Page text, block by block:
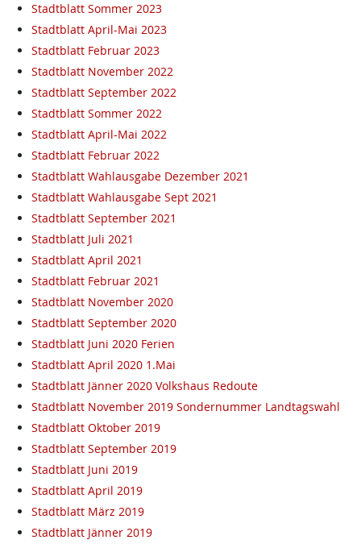
Stadtblatt Sommer 2023
Stadtblatt April-Mai 2023
Stadtblatt Februar 2023
Stadtblatt November 2022
Stadtblatt September 2022
Stadtblatt Sommer 2022
Stadtblatt April-Mai 2022
Stadtblatt Februar 2022
Stadtblatt Wahlausgabe Dezember 2021
Stadtblatt Wahlausgabe Sept 2021
Stadtblatt September 2021
Stadtblatt Juli 2021
Stadtblatt April 2021
Stadtblatt Februar 2021
Stadtblatt November 2020
Stadtblatt September 2020
Stadtblatt Juni 2020 Ferien
Stadtblatt April 2020 1.Mai
Stadtblatt Jänner 2020 Volkshaus Redoute
Stadtblatt November 2019 Sondernummer Landtagswahl
Stadtblatt Oktober 2019
Stadtblatt September 2019
Stadtblatt Juni 2019
Stadtblatt April 2019
Stadtblatt März 2019
Stadtblatt Jänner 2019